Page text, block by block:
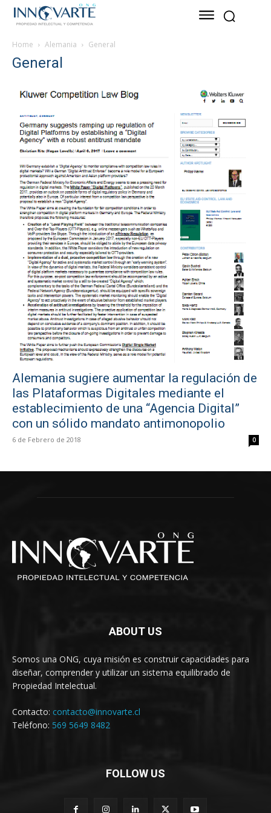
Home Alemania General
General
Alemania sugiere aumentar la regulación de
las Plataformas Digitales mediante el
establecimiento de una “Agencia Digital”
con un sólido mandato antimonopolio
6 de Febrero de 2018 0
ABOUT US
Somos una ONG, cuya misión es construir capacidades para
diseñar, comprender y utilizar un sistema equilibrado de
Propiedad Intelectual.
Contacto: contacto@innovarte.cl
Teléfono: 569 5649 8482
FOLLOW US